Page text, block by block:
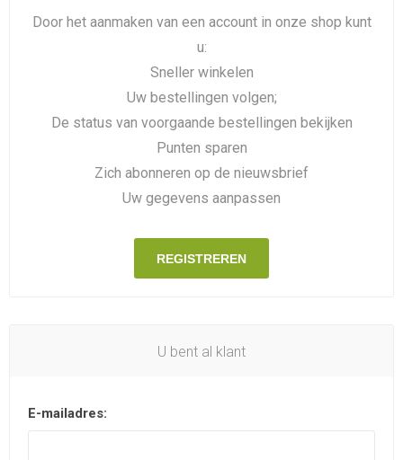
Door het aanmaken van een account in onze shop kunt
u:
Sneller winkelen
Uw bestellingen volgen;
De status van voorgaande bestellingen bekijken
Punten sparen
Zich abonneren op de nieuwsbrief
Uw gegevens aanpassen
REGISTREREN
U bent al klant
E-mailadres: